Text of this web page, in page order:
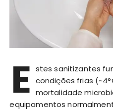
E stes sanitizantes
condições frias
mortalidade
equipamentos